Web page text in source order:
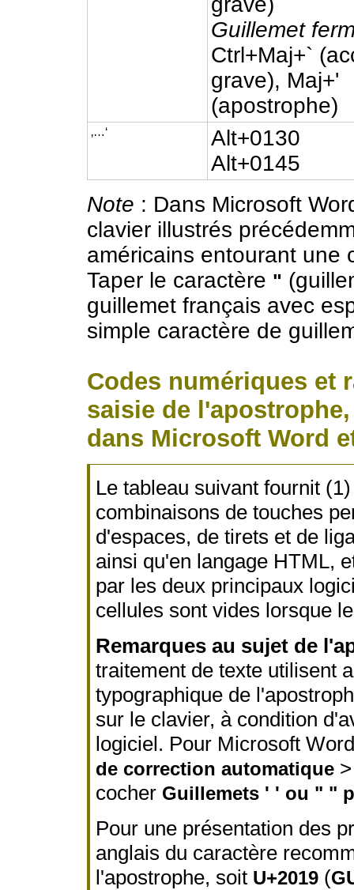
Guillemet
Ctrl+Maj+`
grave), Maj+'
(apostrophe)
‚…‘
Alt+0130
Alt+0145
Note : Dans Microsoft
clavier illustrés
américains entourant une
Taper le caractère "
guillemet français avec
simple caractère de
Codes numériques et
saisie de
dans Microsoft Word
Le tableau suivant fournit
combinaisons de touches
d'espaces, de tirets et de
ainsi qu'en langage HTML,
par les deux principaux
cellules sont vides lorsque
Remarques au sujet de
traitement de texte utilisent
typographique de
sur le clavier, à condition
logiciel. Pour Microsoft
de correction automatique
cocher Guillemets ' ' ou " "
Pour une présentation des
anglais du caractère
l'apostrophe, soit U+2019(